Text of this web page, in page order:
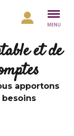
MENU
et de
apportons
besoins